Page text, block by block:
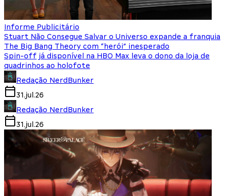
Informe Publicitário
Stuart Não Consegue Salvar o Universo expande a franquia
The Big Bang Theory com “herói” inesperado
Spin-off já disponível na HBO Max leva o dono da loja de
quadrinhos ao holofote
Redação NerdBunker
31.jul.26
Redação NerdBunker
31.jul.26